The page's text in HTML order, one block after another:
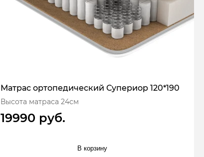
Матрас ортопедический Супериор 120*190
Высота матраса 24см
19990 руб.
В корзину